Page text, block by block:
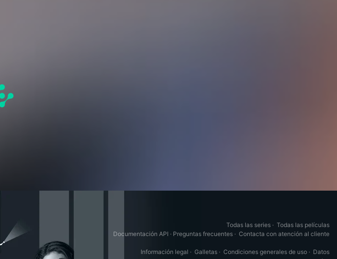
Todas las series · Todas las películas
Documentación API · Preguntas frecuentes · Contacta con atención al cliente
Información legal · Galletas · Condiciones generales de uso · Datos